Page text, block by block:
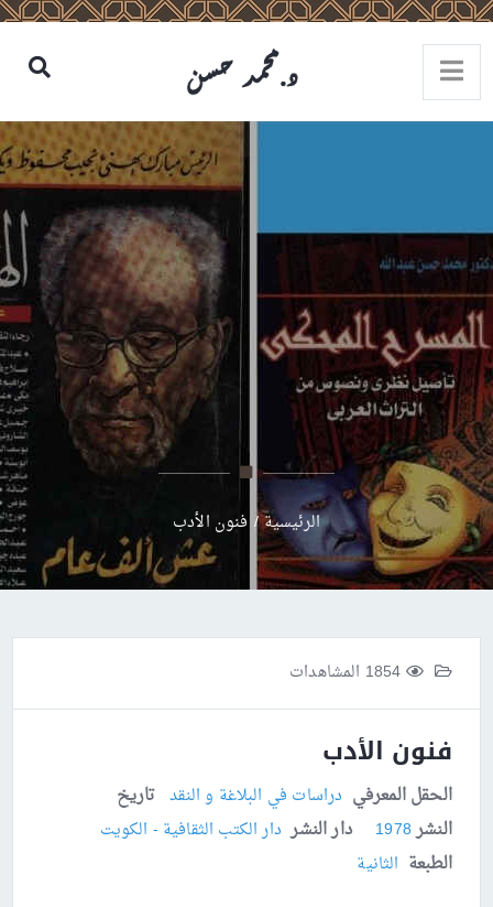
الرئيسية/ فنون الأدب
فنون الأدب
الحقل المعرفي دراسات في البلاغة و النقد تاريخ
النشر1978 دار النشر دار الكتب الثقافية - الكويت
الطبعة الثانية